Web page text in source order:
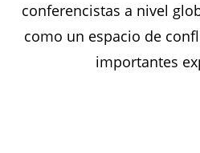
conferencistas a nivel
como un espacio de
importantes